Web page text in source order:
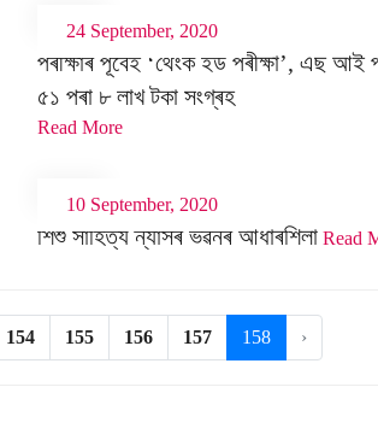
24 September, 2020
পৰীক্ষাৰ পূৰ্বেই ‘থেংক ইউ পৰীক্ষা’, এছ আই
৫১ পৰা ৮ লাখ টকা সংগ্ৰহ
Read More
10 September, 2020
শিশু সাহিত্য ন্যাসৰ ভৱনৰ আধাৰশিলা Read
154 155 156 157 158 ›